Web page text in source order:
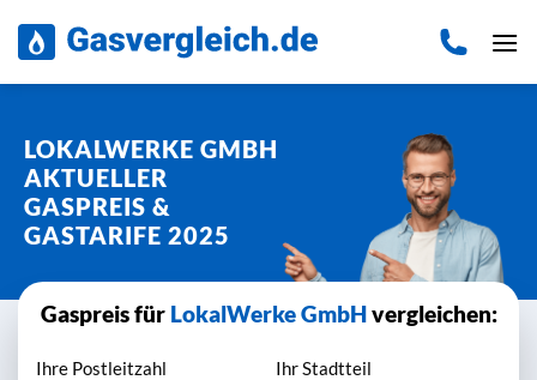
Inhalt
LOKALWERKE GMBH
AKTUELLER
GASPREIS &
GASTARIFE 2025
Gaspreis für LokalWerke GmbHvergleichen:
Ihre Postleitzahl Ihr Stadtteil